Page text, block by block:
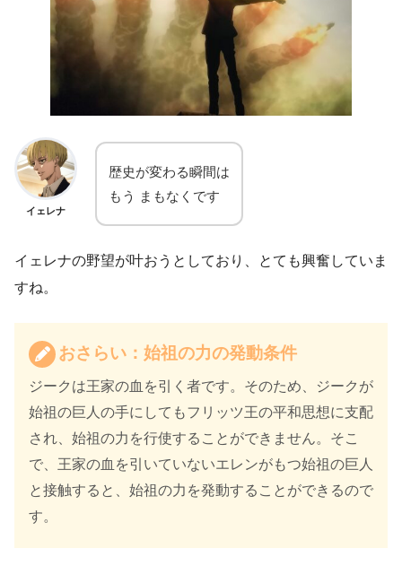
イェレナ
歴史が変わる瞬間は
もう まもなくです
イェレナの野望が叶おうとしており、とても興奮していま
すね。
おさらい：始祖の力の発動条件
ジークは王家の血を引く者です。そのため、ジークが
始祖の巨人の手にしてもフリッツ王の平和思想に支配
され、始祖の力を行使することができません。そこ
で、王家の血を引いていないエレンがもつ始祖の巨人
と接触すると、始祖の力を発動することができるので
す。